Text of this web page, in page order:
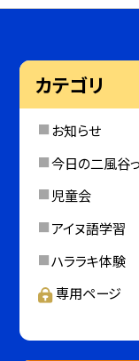
カテゴリ
お知らせ
今日の二風谷
児童会
アイヌ語学習
ハララキ体験
専用ページ